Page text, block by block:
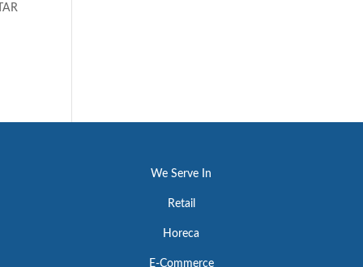
We Serve In
Retail
Horeca
E-Commerce